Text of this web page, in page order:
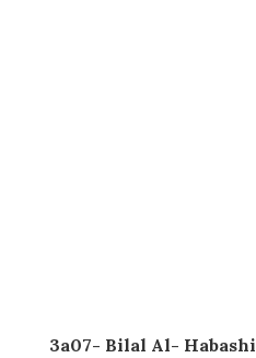
3a07- Bilal Al- Habashi